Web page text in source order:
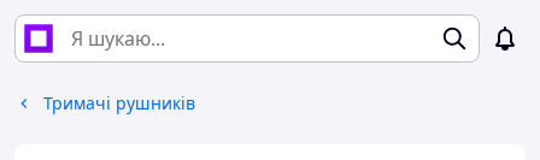
Тримачі рушників